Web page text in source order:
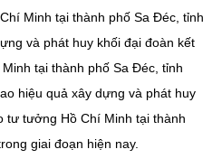
Minh tại thành phố Sa Đéc, tỉnh
và phát huy khối đại đoàn kết
tại thành phố Sa Đéc, tỉnh
hiệu quả xây dựng và phát huy
tư tưởng Hồ Chí Minh tại thành
giai đoạn hiện nay.